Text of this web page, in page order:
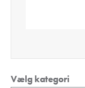
Vælg kategori